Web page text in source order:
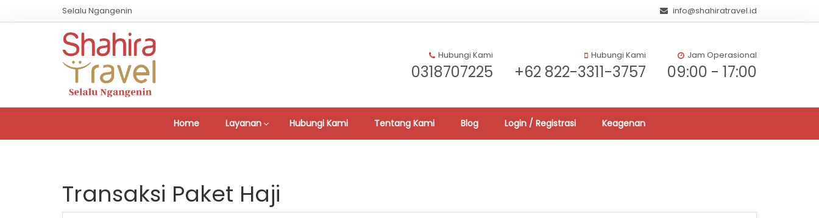
Selalu Ngangenin info@shahiratravel.id
Hubungi Kami
0318707225
Hubungi Kami
+62 822-3311-3757
Jam Operasional
09:00 - 17:00
Home Layanan Hubungi Kami Tentang Kami Blog Login / Registrasi Keagenan
Transaksi Paket Haji